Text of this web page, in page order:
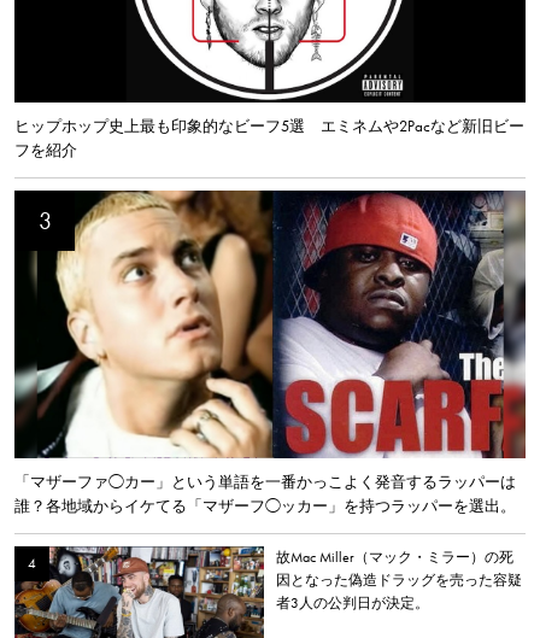
ヒップホップ史上最も印象的なビーフ5選 エミネムや2Pacなど新旧ビー
フを紹介
「マザーファ◯カー」という単語を一番かっこよく発音するラッパーは
誰？各地域からイケてる「マザーフ◯ッカー」を持つラッパーを選出。
故Mac Miller（マック・ミラー）の死
因となった偽造ドラッグを売った容疑
者3人の公判日が決定。